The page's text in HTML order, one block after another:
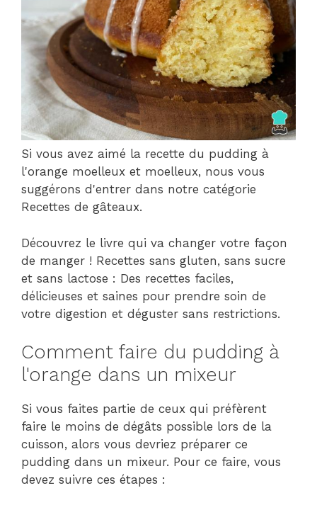
Si vous avez aimé la recette du pudding à
l'orange moelleux et moelleux, nous vous
suggérons d'entrer dans notre catégorie
Recettes de gâteaux.
Découvrez le livre qui va changer votre façon
de manger ! Recettes sans gluten, sans sucre
et sans lactose : Des recettes faciles,
délicieuses et saines pour prendre soin de
votre digestion et déguster sans restrictions.
Comment faire du pudding à
l'orange dans un mixeur
Si vous faites partie de ceux qui préfèrent
faire le moins de dégâts possible lors de la
cuisson, alors vous devriez préparer ce
pudding dans un mixeur. Pour ce faire, vous
devez suivre ces étapes :